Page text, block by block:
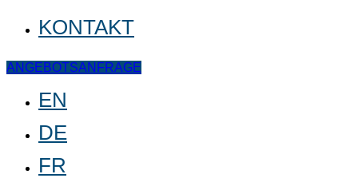
KONTAKT
ANGEBOTSANFRAGE
EN
DE
FR